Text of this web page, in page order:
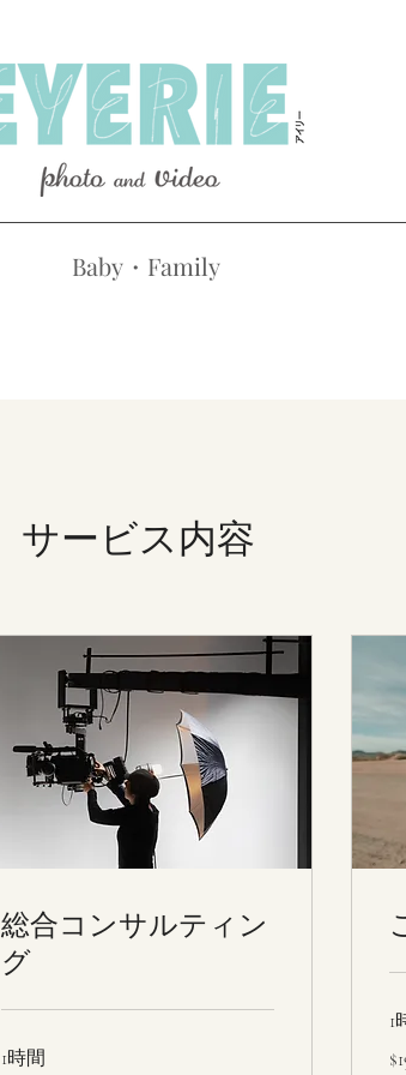
Baby・Family
サービス内容
総合コンサルティン
グ
1時間
1
米